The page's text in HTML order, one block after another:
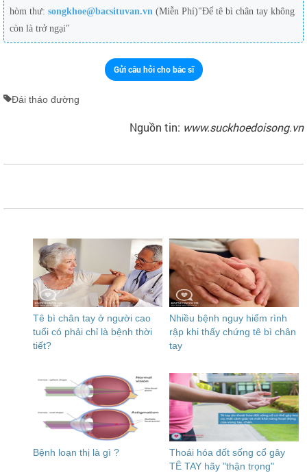
hòm thư: songkhoe@bacsituvan.vn (Miễn Phí)"Để tê bì chân tay không
còn là trở ngại"
Gửi câu hỏi cho bác sĩ
Đái tháo đường
Nguồn tin: www.suckhoedoisong.vn
Tê bì chân tay ở người cao
tuổi có phải chỉ là bệnh thời
tiết?
Nhiều bệnh nguy hiểm rình
rập khi thấy chứng tê bì chân
tay
Bệnh loạn thị là gì ?
Thoái hóa đốt sống cổ gây
TÊ TAY hãy "thận trọng"